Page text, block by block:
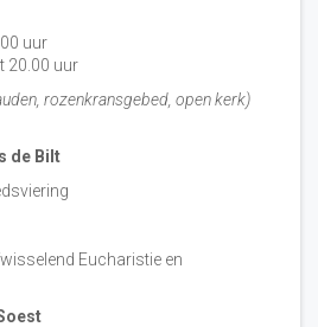
uur
20.00 uur
rozenkransgebed, open kerk)
de Bilt
Eucharistie en